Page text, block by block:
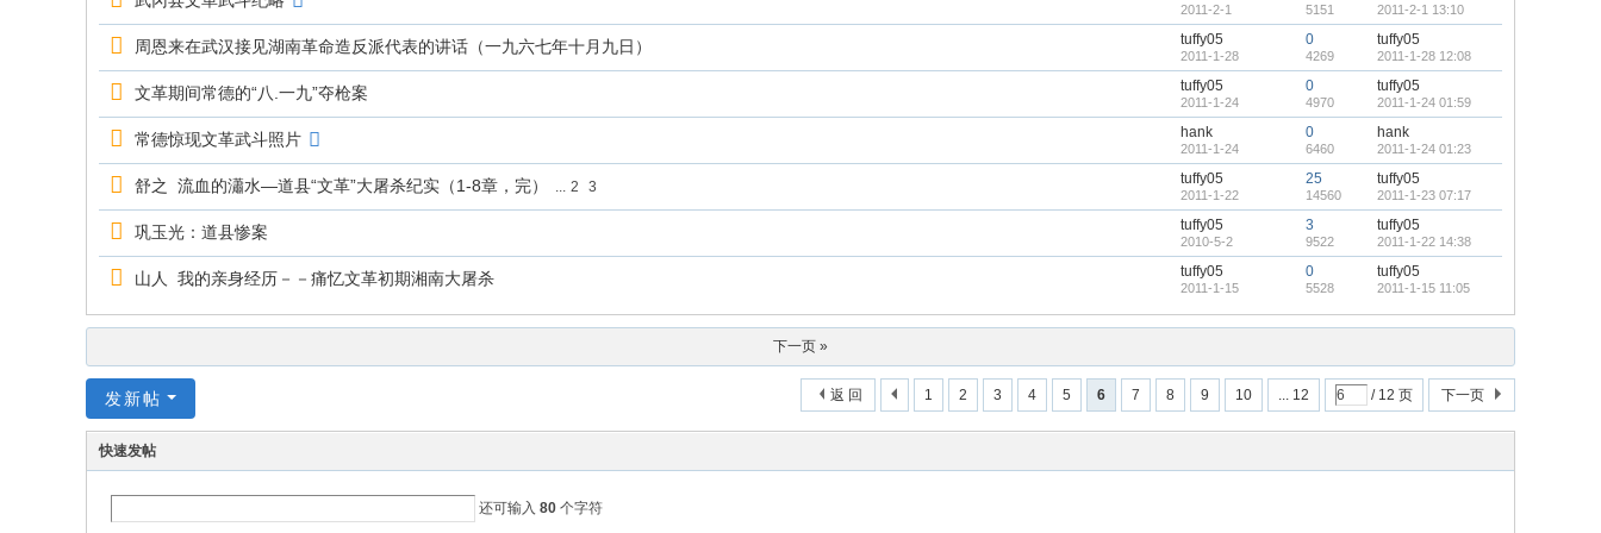
2011-2-1 5151 2011-2-1 13:10
周恩来在武汉接见湖南革命造反派代表的讲话（一九六七年十月九日） tuffy05
2011-1-28
0
4269
tuffy05
2011-1-28 12:08
文革期间常德的“八.一九”夺枪案 tuffy05
2011-1-24
0
4970
tuffy05
2011-1-24 01:59
常德惊现文革武斗照片 hank
2011-1-24
0
6460
hank
2011-1-24 01:23
舒之 流血的瀟水—道县“文革”大屠杀纪实（1-8章，完） ... 2 3 tuffy05
2011-1-22
25
14560
tuffy05
2011-1-23 07:17
巩玉光：道县惨案 tuffy05
2010-5-2
3
9522
tuffy05
2011-1-22 14:38
山人 我的亲身经历－－痛忆文革初期湘南大屠杀 tuffy05
2011-1-15
0
5528
tuffy05
2011-1-15 11:05
下一页 »
1 2 3 4 5 6 7 8 9 10 ... 12 / 12 页 下一页
返 回
发新帖
快速发帖
还可输入 80 个字符